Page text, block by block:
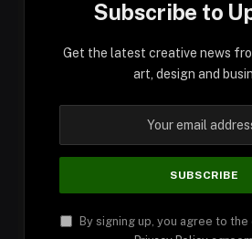
Subscribe to
Get the latest creative news
art, design and
By signing up, you agree to